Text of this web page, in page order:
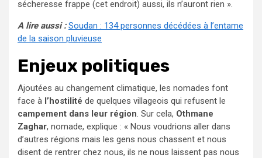
sécheresse frappe (cet endroit) aussi, ils n’auront rien ».
A lire aussi :Soudan : 134 personnes décédées à l’entame
de la saison pluvieuse
Enjeux politiques
Ajoutées au changement climatique, les nomades font
face à l’hostilité de quelques villageois qui refusent le
campement dans leur région. Sur cela, Othmane
Zaghar, nomade, explique : « Nous voudrions aller dans
d’autres régions mais les gens nous chassent et nous
disent de rentrer chez nous, ils ne nous laissent pas nous